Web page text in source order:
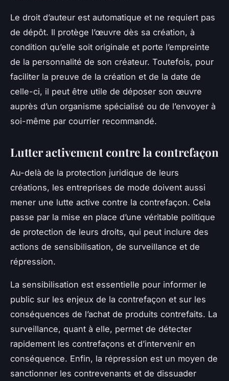
Le droit d’auteur est automatique et ne requiert pas
de dépôt. Il protège l’œuvre dès sa création, à
condition qu’elle soit originale et porte l’empreinte
de la personnalité de son créateur. Toutefois, pour
faciliter la preuve de la création et de la date de
celle-ci, il peut être utile de déposer son œuvre
auprès d’un organisme spécialisé ou de l’envoyer à
soi-même par courrier recommandé.
Lutter activement contre la contrefaçon
Au-delà de la protection juridique de leurs
créations, les entreprises de mode doivent aussi
mener une lutte active contre la contrefaçon. Cela
passe par la mise en place d’une véritable politique
de protection de leurs droits, qui peut inclure des
actions de sensibilisation, de surveillance et de
répression.
La sensibilisation est essentielle pour informer le
public sur les enjeux de la contrefaçon et sur les
conséquences de l’achat de produits contrefaits. La
surveillance, quant à elle, permet de détecter
rapidement les contrefaçons et d’intervenir en
conséquence. Enfin, la répression est un moyen de
sanctionner les contrevenants et de dissuader